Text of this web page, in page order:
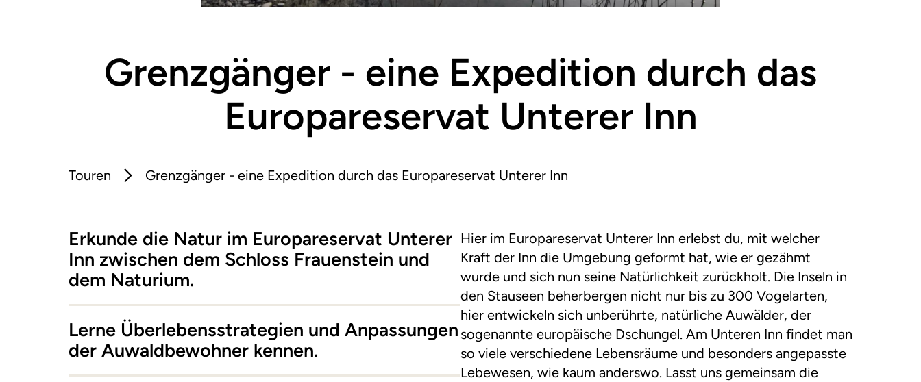
Grenzgänger - eine Expedition durch das
Europareservat Unterer Inn
Touren Grenzgänger - eine Expedition durch das Europareservat Unterer Inn
Erkunde die Natur im Europareservat Unterer
Inn zwischen dem Schloss Frauenstein und
dem Naturium.
Lerne Überlebensstrategien und Anpassungen
der Auwaldbewohner kennen.
Hier im Europareservat Unterer Inn erlebst du, mit welcher
Kraft der Inn die Umgebung geformt hat, wie er gezähmt
wurde und sich nun seine Natürlichkeit zurückholt. Die Inseln in
den Stauseen beherbergen nicht nur bis zu 300 Vogelarten,
hier entwickeln sich unberührte, natürliche Auwälder, der
sogenannte europäische Dschungel. Am Unteren Inn findet man
so viele verschiedene Lebensräume und besonders angepasste
Lebewesen, wie kaum anderswo. Lasst uns gemeinsam die